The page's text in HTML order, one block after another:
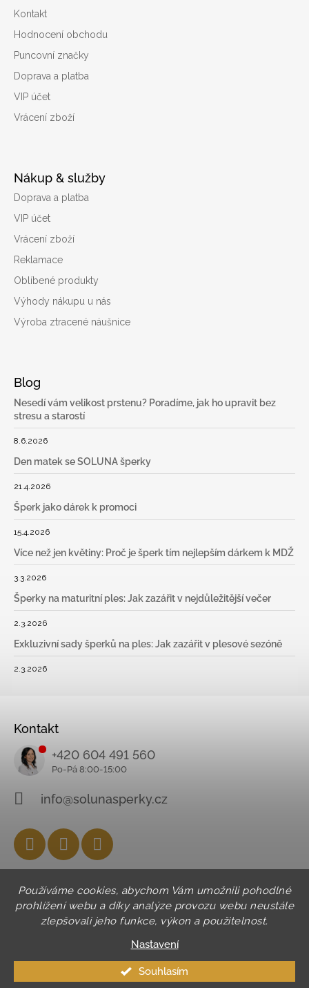
Používáme cookies, abychom Vám umožnili pohodlné
prohlížení webu a díky analýze provozu webu neustále
zlepšovali jeho funkce, výkon a použitelnost.
Nastavení
Souhlasím
Kontakt
Hodnocení obchodu
Puncovní značky
Doprava a platba
VIP účet
Vrácení zboží
Nákup & služby
Doprava a platba
VIP účet
Vrácení zboží
Reklamace
Oblíbené produkty
Výhody nákupu u nás
Výroba ztracené náušnice
Blog
Nesedí vám velikost prstenu? Poradíme, jak ho upravit bez
stresu a starostí
8.6.2026
Den matek se SOLUNA šperky
21.4.2026
Šperk jako dárek k promoci
15.4.2026
Více než jen květiny: Proč je šperk tím nejlepším dárkem k MDŽ
3.3.2026
Šperky na maturitní ples: Jak zazářit v nejdůležitější večer
2.3.2026
Exkluzivní sady šperků na ples: Jak zazářit v plesové sezóně
2.3.2026
Kontakt
+420 604 491 560
info@solunasperky.cz
© 2026 SOLUNA. Všechna práva vyhrazena.